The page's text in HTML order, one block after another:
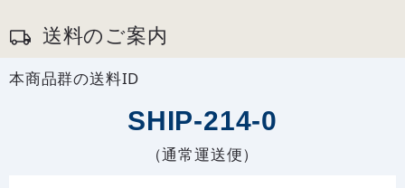
送料のご案内
本商品群の送料ID
SHIP-214-0
（通常運送便）